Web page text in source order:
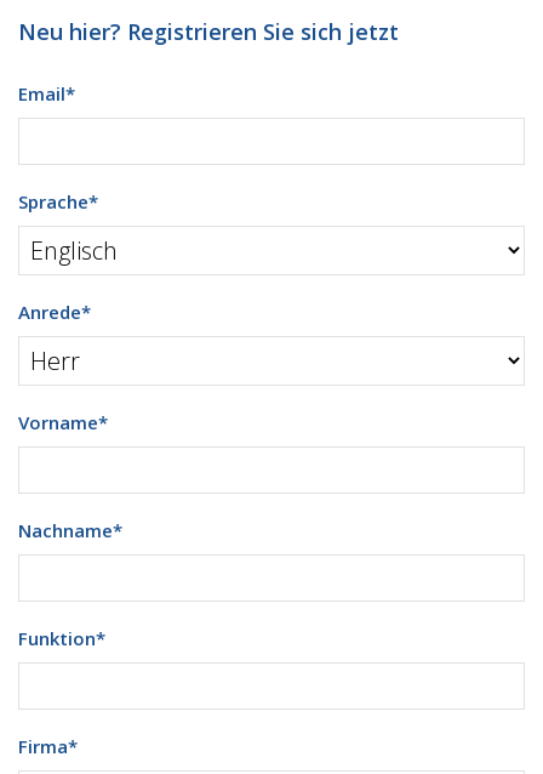
Neu hier? Registrieren Sie sich jetzt
Email*
Sprache*
Anrede*
Vorname*
Nachname*
Funktion*
Firma*